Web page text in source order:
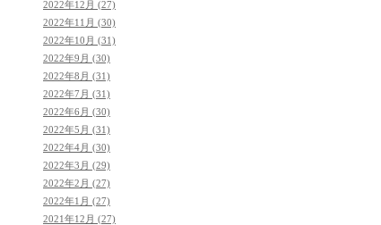
2022年12月 (27)
2022年11月 (30)
2022年10月 (31)
2022年9月 (30)
2022年8月 (31)
2022年7月 (31)
2022年6月 (30)
2022年5月 (31)
2022年4月 (30)
2022年3月 (29)
2022年2月 (27)
2022年1月 (27)
2021年12月 (27)